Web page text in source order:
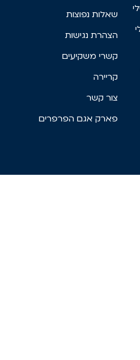
שאלות נפוצות
הצהרת נגישות
קשרי משקיעים
קריירה
צור קשר
פארק אגם הפרפרים